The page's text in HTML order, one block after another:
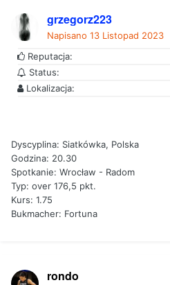
grzegorz223
Napisano 13 Listopad 2023
Reputacja:
Status:
Lokalizacja:
Dyscyplina: Siatkówka, Polska
Godzina: 20.30
Spotkanie: Wrocław - Radom
Typ: over 176,5 pkt.
Kurs: 1.75
Bukmacher: Fortuna
rondo